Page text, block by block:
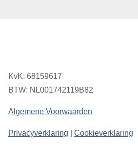
KvK: 68159617
BTW: NL001742119B82
Algemene Voorwaarden
Privacyverklaring Cookieverklaring